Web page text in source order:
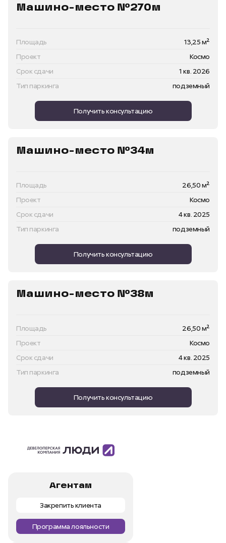
Машино-место №270м
Проект
Космо
Срок сдачи
1 кв. 2026
Площадь 13,25 м²
Тип паркинга подземный
Получить консультацию
Машино-место №34м
Проект
Космо
Срок сдачи
4 кв. 2025
Площадь 26,50 м²
Тип паркинга подземный
Получить консультацию
Машино-место №38м
Проект
Космо
Срок сдачи
4 кв. 2025
Площадь 26,50 м²
Тип паркинга подземный
Получить консультацию
Агентам
Закрепить клиента
Программа лояльности